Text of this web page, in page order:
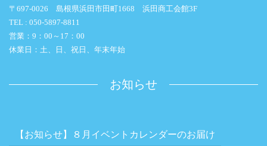
〒697-0026 島根県浜田市田町1668 浜田商工会館3F
TEL : 050-5897-8811
営業：9：00～17：00
休業日：土、日、祝日、年末年始
お知らせ
【お知らせ】８月イベントカレンダーのお届け